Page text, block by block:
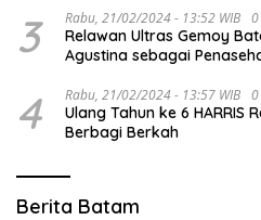
3 Rabu, 21/02/2024 - 13:52 WIB
Relawan Ultras Gemoy
Agustina sebagai
4 Rabu, 21/02/2024 - 13:57 WIB
Ulang Tahun ke 6 HARRIS
Berbagi Berkah
Berita Batam